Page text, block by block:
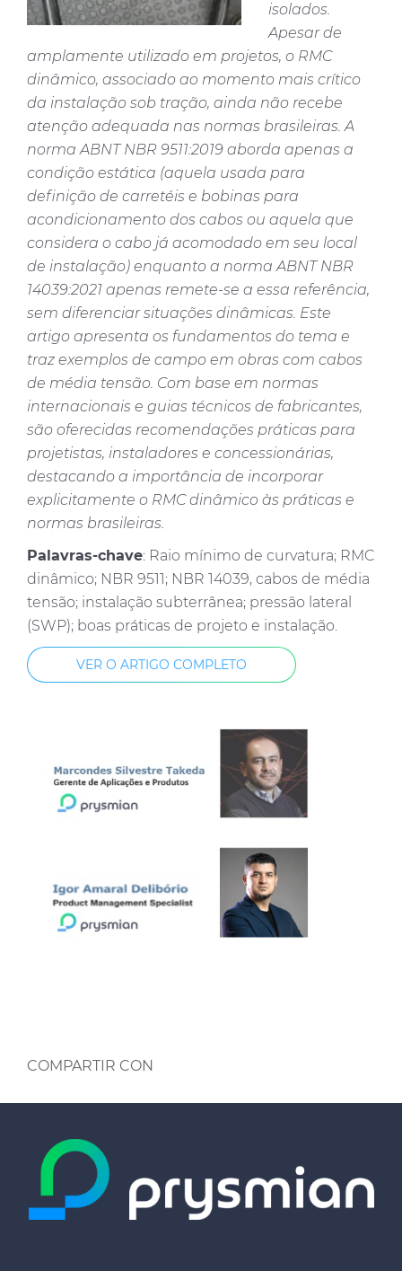
isolados.
Apesar de
amplamente utilizado em projetos, o RMC
dinâmico, associado ao momento mais crítico
da instalação sob tração, ainda não recebe
atenção adequada nas normas brasileiras. A
norma ABNT NBR 9511:2019 aborda apenas a
condição estática (aquela usada para
definição de carretéis e bobinas para
acondicionamento dos cabos ou aquela que
considera o cabo já acomodado em seu local
de instalação) enquanto a norma ABNT NBR
14039:2021 apenas remete-se a essa referência,
sem diferenciar situações dinâmicas. Este
artigo apresenta os fundamentos do tema e
traz exemplos de campo em obras com cabos
de média tensão. Com base em normas
internacionais e guias técnicos de fabricantes,
são oferecidas recomendações práticas para
projetistas, instaladores e concessionárias,
destacando a importância de incorporar
explicitamente o RMC dinâmico às práticas e
normas brasileiras.
Palavras-chave: Raio mínimo de curvatura; RMC
dinâmico; NBR 9511; NBR 14039, cabos de média
tensão; instalação subterrânea; pressão lateral
(SWP); boas práticas de projeto e instalação.
VER O ARTIGO COMPLETO
COMPARTIR CON